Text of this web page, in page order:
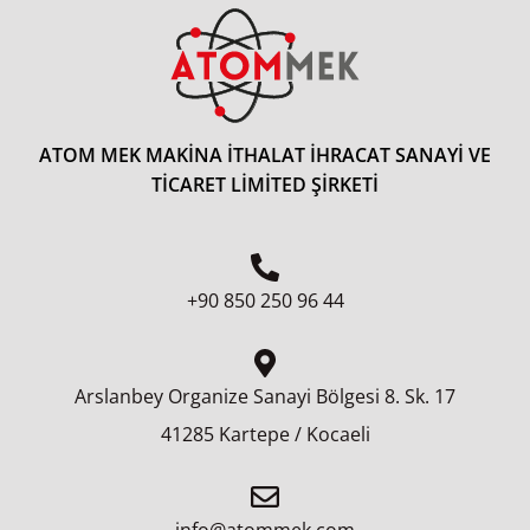
ATOM MEK MAKİNA İTHALAT İHRACAT SANAYİ VE
TİCARET LİMİTED ŞİRKETİ
+90 850 250 96 44
Arslanbey Organize Sanayi Bölgesi 8.⁠ ⁠Sk. 17
41285 Kartepe / Kocaeli